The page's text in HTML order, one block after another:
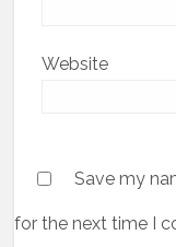
Website
Save my
for the next time I